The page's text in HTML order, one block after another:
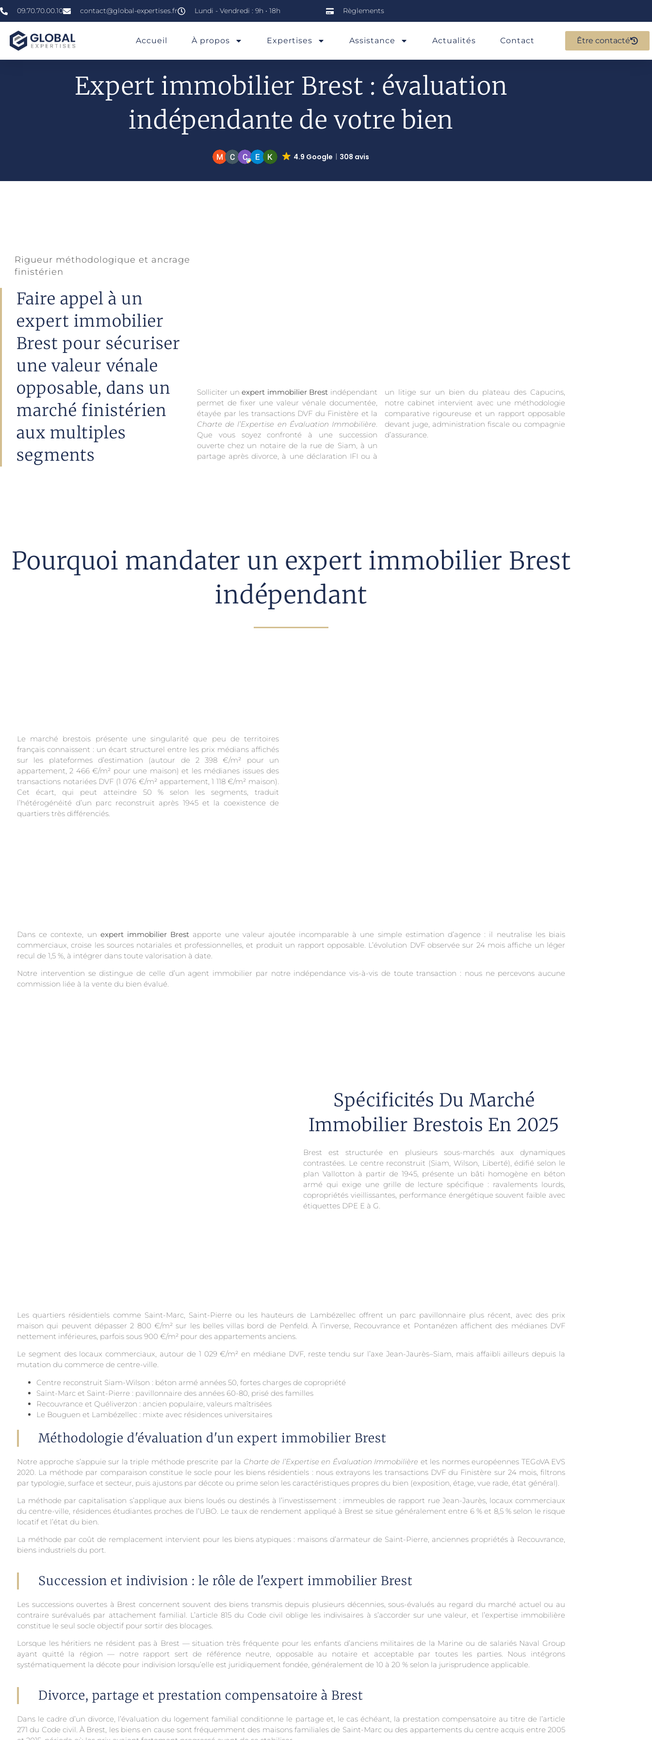
09.70.70.00.10 contact@global-expertises.fr Lundi - Vendredi : 9h • 18h Règlements
Accueil À propos Expertises Assistance Actualités Contact Être contacté
Expert immobilier Brest : évaluation
indépendante de votre bien
»»»Expertise Immobilière À Brest
4.9 Google 308 avis
Rigueur méthodologique et ancrage
finistérien
Faire appel à un
expert immobilier
Brest pour sécuriser
une valeur vénale
opposable, dans un
marché finistérien
aux multiples
segments
Solliciter un expert immobilier Brest indépendant
permet de fixer une valeur vénale documentée,
étayée par les transactions DVF du Finistère et la
Charte de l’Expertise en Évaluation Immobilière.
Que vous soyez confronté à une succession
ouverte chez un notaire de la rue de Siam, à un
partage après divorce, à une déclaration IFI ou à
un litige sur un bien du plateau des Capucins,
notre cabinet intervient avec une méthodologie
comparative rigoureuse et un rapport opposable
devant juge, administration fiscale ou compagnie
d’assurance.
Pourquoi mandater un expert immobilier Brest
indépendant
Le marché brestois présente une singularité que peu de territoires
français connaissent : un écart structurel entre les prix médians affichés
sur les plateformes d’estimation (autour de 2 398 €/m² pour un
appartement, 2 466 €/m² pour une maison) et les médianes issues des
transactions notariées DVF (1 076 €/m² appartement, 1 118 €/m² maison).
Cet écart, qui peut atteindre 50 % selon les segments, traduit
l’hétérogénéité d’un parc reconstruit après 1945 et la coexistence de
quartiers très différenciés.
Dans ce contexte, un expert immobilier Brest apporte une valeur ajoutée incomparable à une simple estimation d’agence : il neutralise les biais
commerciaux, croise les sources notariales et professionnelles, et produit un rapport opposable. L’évolution DVF observée sur 24 mois affiche un léger
recul de 1,5 %, à intégrer dans toute valorisation à date.
Notre intervention se distingue de celle d’un agent immobilier par notre indépendance vis-à-vis de toute transaction : nous ne percevons aucune
commission liée à la vente du bien évalué.
Spécificités Du Marché
Immobilier Brestois En 2025
Brest est structurée en plusieurs sous-marchés aux dynamiques
contrastées. Le centre reconstruit (Siam, Wilson, Liberté), édifié selon le
plan Vallotton à partir de 1945, présente un bâti homogène en béton
armé qui exige une grille de lecture spécifique : ravalements lourds,
copropriétés vieillissantes, performance énergétique souvent faible avec
étiquettes DPE E à G.
Les quartiers résidentiels comme Saint-Marc, Saint-Pierre ou les hauteurs de Lambézellec offrent un parc pavillonnaire plus récent, avec des prix
maison qui peuvent dépasser 2 800 €/m² sur les belles villas bord de Penfeld. À l’inverse, Recouvrance et Pontanézen affichent des médianes DVF
nettement inférieures, parfois sous 900 €/m² pour des appartements anciens.
Le segment des locaux commerciaux, autour de 1 029 €/m² en médiane DVF, reste tendu sur l’axe Jean-Jaurès–Siam, mais affaibli ailleurs depuis la
mutation du commerce de centre-ville.
Centre reconstruit Siam-Wilson : béton armé années 50, fortes charges de copropriété
Saint-Marc et Saint-Pierre : pavillonnaire des années 60-80, prisé des familles
Recouvrance et Quéliverzon : ancien populaire, valeurs maîtrisées
Le Bouguen et Lambézellec : mixte avec résidences universitaires
Méthodologie d'évaluation d'un expert immobilier Brest
Notre approche s’appuie sur la triple méthode prescrite par la Charte de l’Expertise en Évaluation Immobilière et les normes européennes TEGoVA EVS
2020. La méthode par comparaison constitue le socle pour les biens résidentiels : nous extrayons les transactions DVF du Finistère sur 24 mois, filtrons
par typologie, surface et secteur, puis ajustons par décote ou prime selon les caractéristiques propres du bien (exposition, étage, vue rade, état général).
La méthode par capitalisation s’applique aux biens loués ou destinés à l’investissement : immeubles de rapport rue Jean-Jaurès, locaux commerciaux
du centre-ville, résidences étudiantes proches de l’UBO. Le taux de rendement appliqué à Brest se situe généralement entre 6 % et 8,5 % selon le risque
locatif et l’état du bien.
La méthode par coût de remplacement intervient pour les biens atypiques : maisons d’armateur de Saint-Pierre, anciennes propriétés à Recouvrance,
biens industriels du port.
Succession et indivision : le rôle de l'expert immobilier Brest
Les successions ouvertes à Brest concernent souvent des biens transmis depuis plusieurs décennies, sous-évalués au regard du marché actuel ou au
contraire surévalués par attachement familial. L’article 815 du Code civil oblige les indivisaires à s’accorder sur une valeur, et l’expertise immobilière
constitue le seul socle objectif pour sortir des blocages.
Lorsque les héritiers ne résident pas à Brest — situation très fréquente pour les enfants d’anciens militaires de la Marine ou de salariés Naval Group
ayant quitté la région — notre rapport sert de référence neutre, opposable au notaire et acceptable par toutes les parties. Nous intégrons
systématiquement la décote pour indivision lorsqu’elle est juridiquement fondée, généralement de 10 à 20 % selon la jurisprudence applicable.
Divorce, partage et prestation compensatoire à Brest
Dans le cadre d’un divorce, l’évaluation du logement familial conditionne le partage et, le cas échéant, la prestation compensatoire au titre de l’article
271 du Code civil. À Brest, les biens en cause sont fréquemment des maisons familiales de Saint-Marc ou des appartements du centre acquis entre 2005